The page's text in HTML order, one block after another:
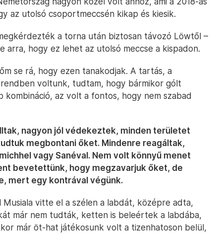
az utolsó csoportmeccsén kikap és kiesik.
a torna után biztosan távozó Löwtől –
arra, hogy ez lehet az utolsó meccse a kispadon.
se rá, hogy ezen tanakodjak. A tartás, a
voltunk, tudtam, hogy bármikor gólt
az volt a fontos, hogy nem szabad
nagyon jól védekeztek, minden területet
megbontani őket. Mindenre reagáltak,
vagy Sanéval. Nem volt könnyű menet
bevetettünk, hogy megzavarjuk őket, de
mert egy kontrával végünk.
vitte el a szélen a labdát, középre adta,
már nem tudták, ketten is beleértek a labdába,
már öt-hat játékosunk volt a tizenhatoson belül,